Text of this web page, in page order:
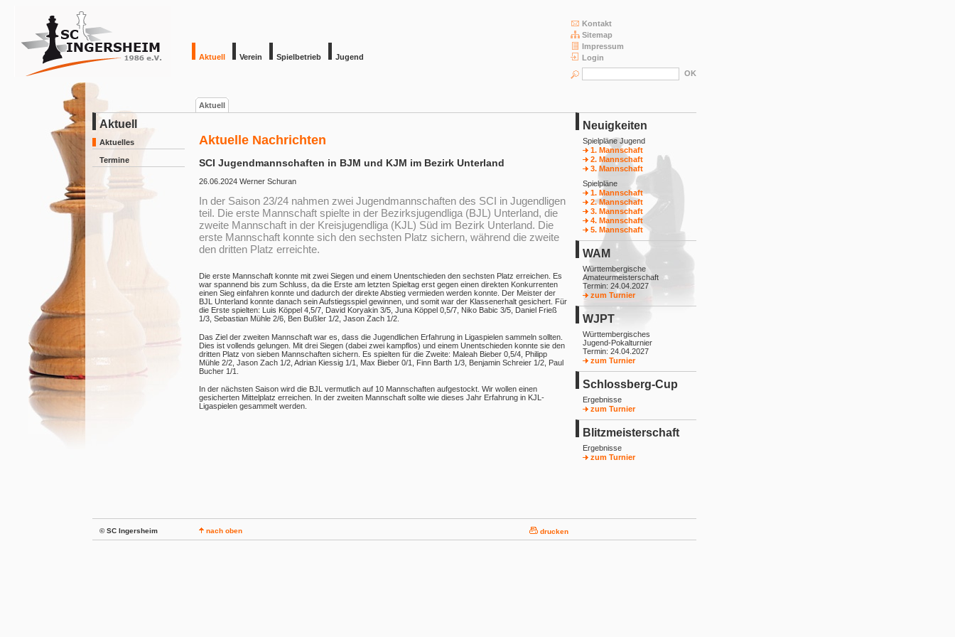
Aktuell Verein Spielbetrieb Jugend
Kontakt
Sitemap
Impressum
Login
Aktuell
Aktuell
Aktuelles
Termine
Aktuelle Nachrichten
SCI Jugendmannschaften in BJM und KJM im Bezirk Unterland
26.06.2024 Werner Schuran
In der Saison 23/24 nahmen zwei Jugendmannschaften des SCI in Jugendligen
teil. Die erste Mannschaft spielte in der Bezirksjugendliga (BJL) Unterland, die
zweite Mannschaft in der Kreisjugendliga (KJL) Süd im Bezirk Unterland. Die
erste Mannschaft konnte sich den sechsten Platz sichern, während die zweite
den dritten Platz erreichte.
Die erste Mannschaft konnte mit zwei Siegen und einem Unentschieden den sechsten Platz erreichen. Es
war spannend bis zum Schluss, da die Erste am letzten Spieltag erst gegen einen direkten Konkurrenten
einen Sieg einfahren konnte und dadurch der direkte Abstieg vermieden werden konnte. Der Meister der
BJL Unterland konnte danach sein Aufstiegsspiel gewinnen, und somit war der Klassenerhalt gesichert. Für
die Erste spielten: Luis Köppel 4,5/7, David Koryakin 3/5, Juna Köppel 0,5/7, Niko Babic 3/5, Daniel Frieß
1/3, Sebastian Mühle 2/6, Ben Bußler 1/2, Jason Zach 1/2.
Das Ziel der zweiten Mannschaft war es, dass die Jugendlichen Erfahrung in Ligaspielen sammeln sollten.
Dies ist vollends gelungen. Mit drei Siegen (dabei zwei kampflos) und einem Unentschieden konnte sie den
dritten Platz von sieben Mannschaften sichern. Es spielten für die Zweite: Maleah Bieber 0,5/4, Philipp
Mühle 2/2, Jason Zach 1/2, Adrian Kiessig 1/1, Max Bieber 0/1, Finn Barth 1/3, Benjamin Schreier 1/2, Paul
Bucher 1/1.
In der nächsten Saison wird die BJL vermutlich auf 10 Mannschaften aufgestockt. Wir wollen einen
gesicherten Mittelplatz erreichen. In der zweiten Mannschaft sollte wie dieses Jahr Erfahrung in KJL-
Ligaspielen gesammelt werden.
Neuigkeiten
Spielpläne Jugend
1. Mannschaft
2. Mannschaft
3. Mannschaft
Spielpläne
1. Mannschaft
2. Mannschaft
3. Mannschaft
4. Mannschaft
5. Mannschaft
WAM
Württembergische
Amateurmeisterschaft
Termin: 24.04.2027
zum Turnier
WJPT
Württembergisches
Jugend-Pokalturnier
Termin: 24.04.2027
zum Turnier
Schlossberg-Cup
Ergebnisse
zum Turnier
Blitzmeisterschaft
Ergebnisse
zum Turnier
© SC Ingersheim nach oben drucken